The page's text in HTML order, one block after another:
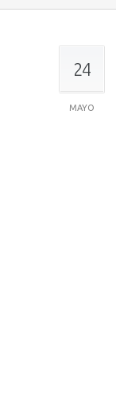
24
MAYO